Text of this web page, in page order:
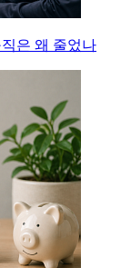
은 왜 줄었나